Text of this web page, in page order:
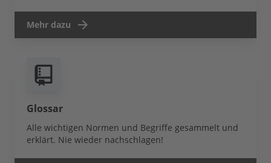
Mehr dazu
Glossar
Alle wichtigen Normen und Begriffe gesammelt und
erklärt. Nie wieder nachschlagen!